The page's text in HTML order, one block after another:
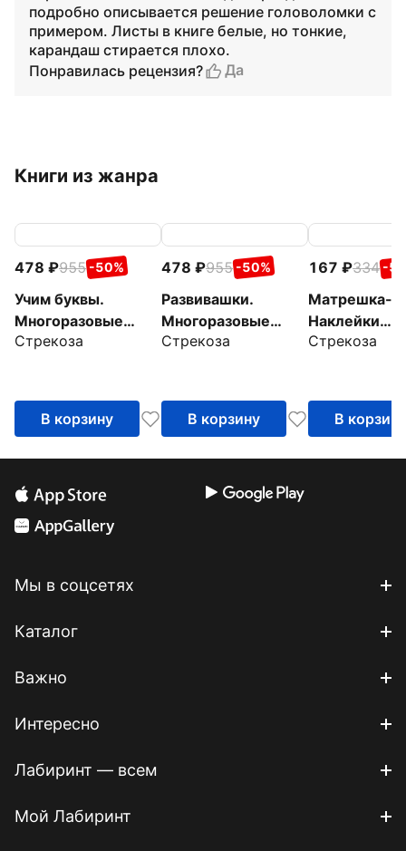
подробно описывается решение головоломки с
примером. Листы в книге белые, но тонкие,
карандаш стирается плохо.
Понравилась рецензия?
Да
Книги из жанра
478 955 -50%
Учим буквы.
Многоразовые
рабочие тетради
Стрекоза
В корзину
478 955 -50%
Развивашки.
Многоразовые
рабочие тетради
Стрекоза
В корзину
167 334 -
Матрешка-
Наклейки
матрешки
Стрекоза
В корзину
Мы в соцсетях
Каталог
Важно
Интересно
Лабиринт — всем
Мой Лабиринт